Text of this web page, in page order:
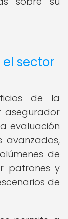
sector
de la
asegurador
evaluación
avanzados,
de
patrones y
de